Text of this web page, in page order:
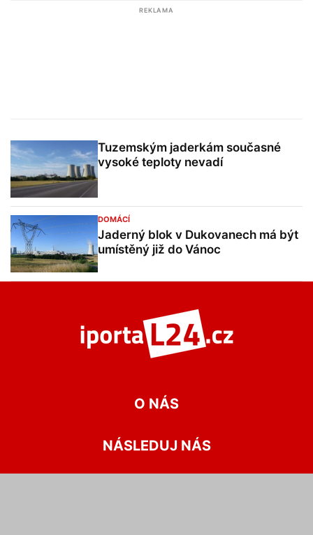
REKLAMA
Tuzemským jaderkám současné
vysoké teploty nevadí
DOMÁCÍ
Jaderný blok v Dukovanech má být
umístěný již do Vánoc
O NÁS
NÁSLEDUJ NÁS